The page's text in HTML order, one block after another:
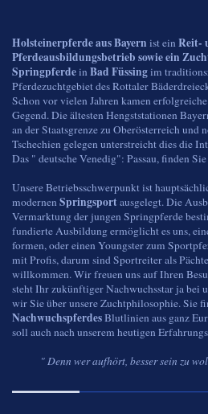
Holsteinerpferde aus Bayern ist ein Reit-
Pferdeausbildungsbetrieb sowie ein
Springpferdein Bad Füssingim
Pferdezuchtgebiet des Rottaler
Schon vor vielen Jahren kamen
Gegend. Die ältesten Hengststationen
an der Staatsgrenze zu Oberösterreich und
Tschechien gelegen unterstreicht dies die
Das " deutsche Venedig": Passau, finden
Unsere Betriebsschwerpunkt ist
modernen Springsportausgelegt. Die
Vermarktung der jungen Springpferde
fundierte Ausbildung ermöglicht es uns,
formen, oder einen Youngster zum
mit Profis, darum sind Sportreiter als
willkommen. Wir freuen uns auf Ihren
steht Ihr zukünftiger Nachwuchsstar ja bei
wir Sie über unsere Zuchtphilosophie. Sie
NachwuchspferdesBlutlinien aus ganz
soll auch nach unserem heutigen
" Denn wer aufhört, besser sein zu